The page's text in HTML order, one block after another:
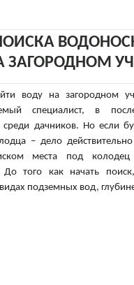
ЗАГОРОДНОМ
воду на загородном
специалист, в
среди дачников. Но если
– дело
места под
До того как начать
подземных вод,